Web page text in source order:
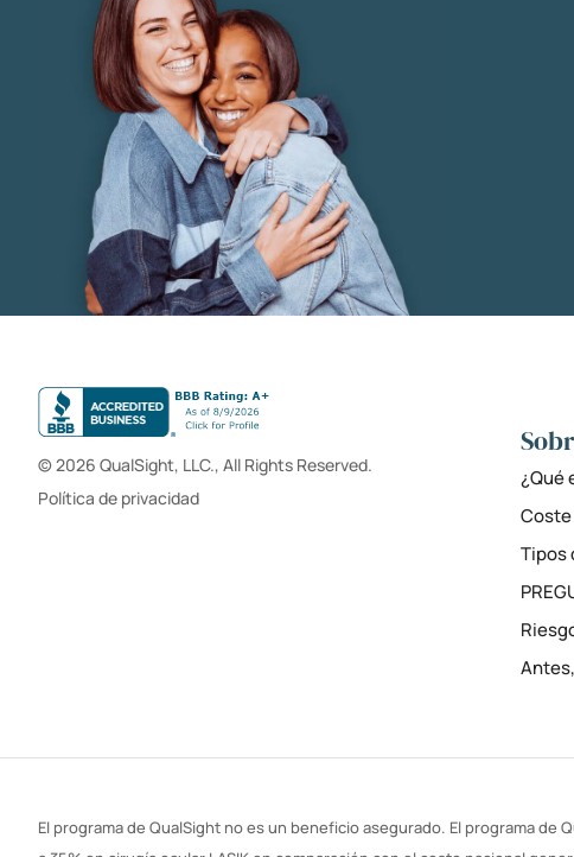
© 2026 QualSight, LLC., All Rights Reserved.
Política de privacidad
¿Qué
Coste
Tipos
El programa de QualSight no es un beneficio asegurado. El programa de